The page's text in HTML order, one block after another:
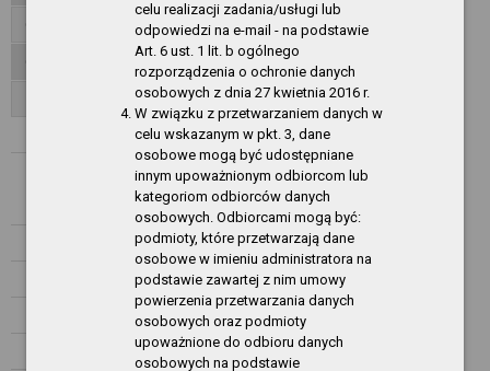
Organizacja działania
Zamówienia publiczne - CSIR
Zamówienia do 170 000 złotych
celu realizacji zadania/usługi lub
odpowiedzi na e-mail - na podstawie
Art. 6 ust. 1 lit. b ogólnego
rozporządzenia o ochronie danych
osobowych z dnia 27 kwietnia 2016 r.
W związku z przetwarzaniem danych w
celu wskazanym w pkt. 3, dane
osobowe mogą być udostępniane
innym upoważnionym odbiorcom lub
kategoriom odbiorców danych
osobowych. Odbiorcami mogą być:
podmioty, które przetwarzają dane
osobowe w imieniu administratora na
podstawie zawartej z nim umowy
powierzenia przetwarzania danych
osobowych oraz podmioty
upoważnione do odbioru danych
osobowych na podstawie